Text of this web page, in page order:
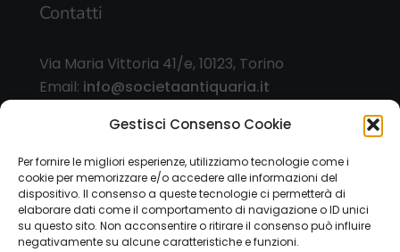
Gestisci Consenso Cookie
Per fornire le migliori esperienze, utilizziamo tecnologie come i
cookie per memorizzare e/o accedere alle informazioni del
dispositivo. Il consenso a queste tecnologie ci permetterà di
elaborare dati come il comportamento di navigazione o ID unici
su questo sito. Non acconsentire o ritirare il consenso può influire
negativamente su alcune caratteristiche e funzioni.
Contatti
Via Maria Vittoria 41/e, 10123, Torino
Email: info@societaantiquaria.it
Orari:
dal lunedì al sabato, 9.00/13.00 – 15.30/19.30, o
su appuntamento